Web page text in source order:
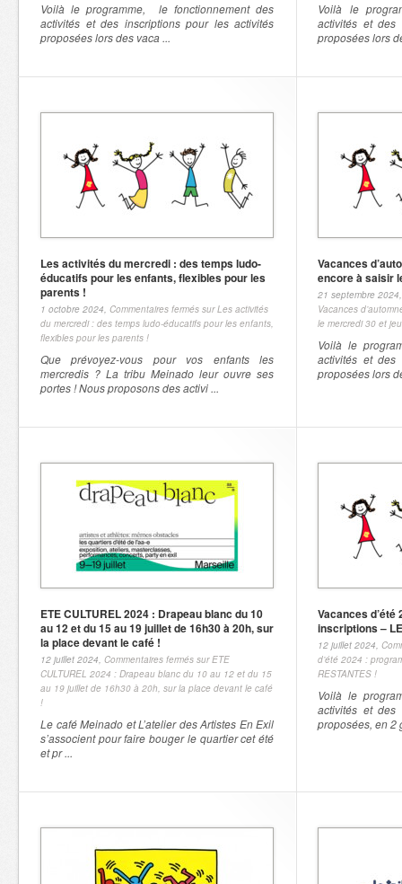
Voilà le programme, le fonctionnement des
activités et des inscriptions pour les activités
proposées lors des vaca ...
Voilà le
activités et des
proposées lors
Les activités du mercredi : des temps ludo-
éducatifs pour les enfants, flexibles pour les
parents !
1 octobre 2024, Commentaires fermés sur Les activités
du mercredi : des temps ludo-éducatifs pour les enfants,
flexibles pour les parents !
Que prévoyez-vous pour vos enfants les
mercredis ? La tribu Meinado leur ouvre ses
portes ! Nous proposons des activi ...
Vacances
encore à saisir
21 septembre
Vacances
le mercredi 30 et
Voilà le
activités et des
proposées lors
ETE CULTUREL 2024 : Drapeau blanc du 10
au 12 et du 15 au 19 juillet de 16h30 à 20h, sur
la place devant le café !
12 juillet 2024, Commentaires fermés sur ETE
CULTUREL 2024 : Drapeau blanc du 10 au 12 et du 15
au 19 juillet de 16h30 à 20h, sur la place devant le café
!
Le café Meinado et L’atelier des Artistes En Exil
s’associent pour faire bouger le quartier cet été
et pr ...
Vacances
inscriptions –
12 juillet 2024,
d’été 2024 :
RESTANTES !
Voilà le
activités et des
proposées, en 2